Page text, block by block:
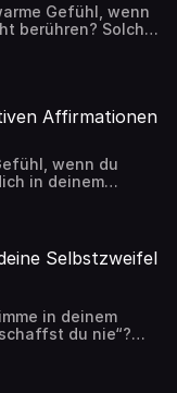
Gefühl, wenn
berühren? Solche
du musst nur
das Glück in
Glücklich sein
[…]Affirmationen
wenn du
in deinem
hast du schon
Körper zu
In
Selbstzweifel
in deinem
du nie“?
wachsen
ist keine